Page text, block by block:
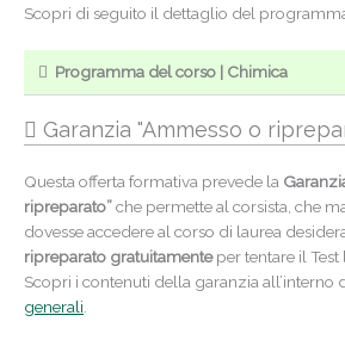
Scopri di seguito il dettaglio del
Programma del corso | Chimica
Garanzia "Ammesso o
Questa offerta formativa prevede la
ripreparato”che permette al corsista, che
dovesse accedere al corso di laurea
ripreparato gratuitamenteper tentare il Test
Scopri i contenuti della garanzia all’interno
generali.